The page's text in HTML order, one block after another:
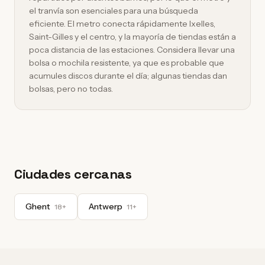
el tranvía son esenciales para una búsqueda
eficiente. El metro conecta rápidamente Ixelles,
Saint-Gilles y el centro, y la mayoría de tiendas están a
poca distancia de las estaciones. Considera llevar una
bolsa o mochila resistente, ya que es probable que
acumules discos durante el día; algunas tiendas dan
bolsas, pero no todas.
Ciudades cercanas
Ghent 18+ Antwerp 11+